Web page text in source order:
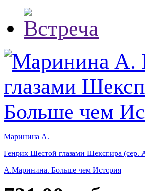
Маринина А.
Генрих Шестой глазами Шекспира
А.Маринина. Больше чем История